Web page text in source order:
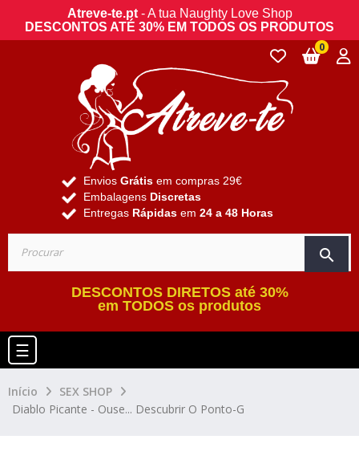
Atreve-te.pt- A tua Naughty Love Shop
DESCONTOS ATÉ 30% EM TODOS OS PRODUTOS
Envios Grátis em compras 29€
Embalagens Discretas
Entregas Rápidas em 24 a 48 Horas
search
0
DESCONTOS DIRETOS até 30%
em TODOS os produtos
Toggle navigation
☰
Início
SEX SHOP
Diablo Picante - Ouse... Descubrir O Ponto-G